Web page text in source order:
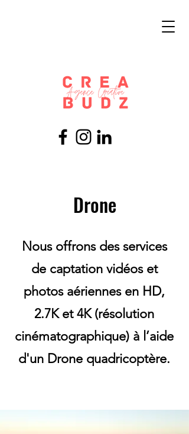
Drone
Nous offrons des services
de captation vidéos et
photos aériennes en HD,
2.7K et 4K (résolution
cinématographique) à l’aide
d'un Drone quadricoptère.